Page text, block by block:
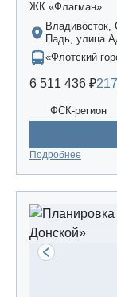
ЖК «Флагман»
Владивосток,
Падь, улица
«Флотский
6 511 436 ₽
ФСК-регион
Подробнее